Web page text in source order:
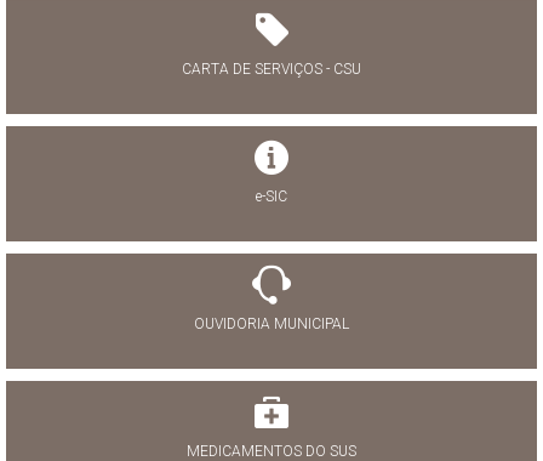
CARTA DE SERVIÇOS - CSU
e-SIC
OUVIDORIA MUNICIPAL
MEDICAMENTOS DO SUS